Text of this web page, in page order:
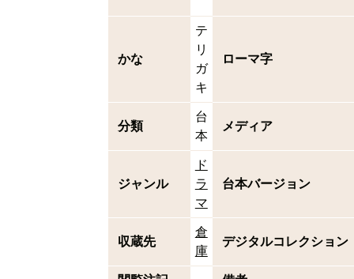
かな
テ
リ
ガ
キ
ローマ字
分類
台
本
メディア
ジャンル
ド
ラ
マ
台本バージョン
収蔵先
倉
庫
デジタルコレクション